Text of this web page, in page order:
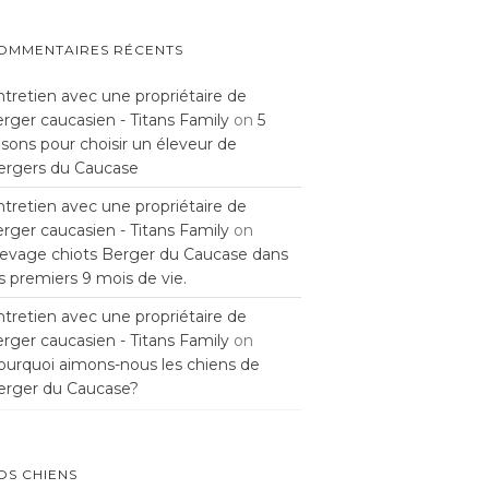
RÉCENTS
avec une propriétaire de
caucasien - Titans Familyon 5
pour choisir un éleveur de
du Caucase
avec une propriétaire de
caucasien - Titans Familyon
chiots Berger du Caucase dans
premiers 9 mois de vie.
avec une propriétaire de
caucasien - Titans Familyon
aimons-nous les chiens de
du Caucase?
CHIENS